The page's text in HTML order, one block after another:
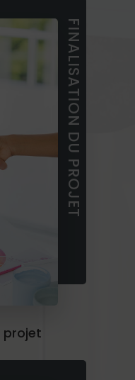
FINALISATION DU PROJET
projet